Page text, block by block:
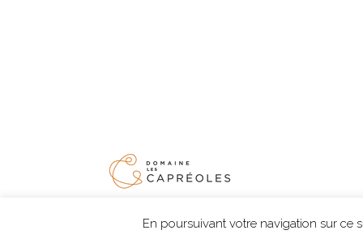
En poursuivant votre navigation sur ce